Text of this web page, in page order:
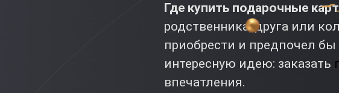
Где купить подарочные
родственника, друга или
приобрести и предпочел
интересную идею: заказать
впечатления.